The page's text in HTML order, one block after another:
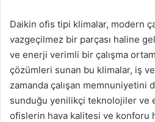
Daikin ofis tipi klimalar, modern
vazgeçilmez bir parçası haline
ve enerji verimli bir çalışma
çözümleri sunan bu klimalar, iş
zamanda çalışan memnuniyetini
sunduğu yenilikçi teknolojiler ve
ofislerin hava kalitesi ve konforu